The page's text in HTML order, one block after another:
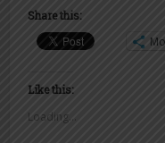
Share this:
Like this:
Loading...